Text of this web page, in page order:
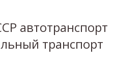
автотранспорт
транспорт